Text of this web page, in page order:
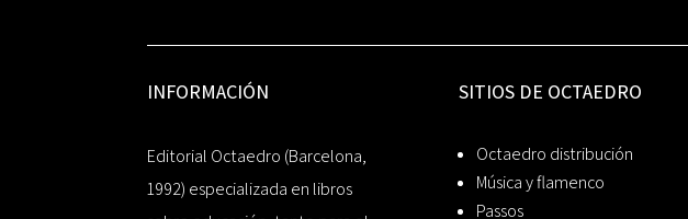
INFORMACIÓN
Editorial Octaedro (Barcelona,
1992) especializada en libros
SITIOS DE OCTAEDRO
Octaedro distribución
Música y flamenco
Passos